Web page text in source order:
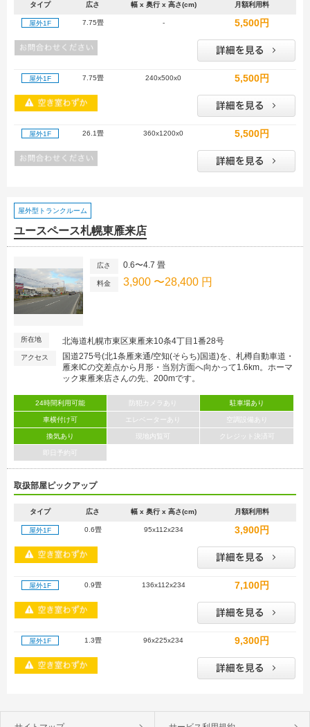
タイプ 広さ 幅 x 奥行 x 高さ(cm) 月額利用料
屋外1F 7.75畳 - 5,500円
屋外1F 7.75畳 240x500x0 5,500円
屋外1F 26.1畳 360x1200x0 5,500円
屋外型トランクルーム
ユースペース札幌東雁来店
広さ 0.6〜4.7 畳
料金 3,900 〜28,400 円
所在地 北海道札幌市東区東雁来10条4丁目1番28号
アクセス
国道275号(北1条雁来通/空知(そらち)国道)を、札樽自動車道・
雁来ICの交差点から月形・当別方面へ向かって1.6km。ホーマ
ック東雁来店さんの先、200mです。
24時間利用可能 防犯カメラあり 駐車場あり
車横付け可 エレベーターあり 空調設備あり
換気あり 現地内覧可 クレジット決済可
即日予約可
取扱部屋ピックアップ
タイプ 広さ 幅 x 奥行 x 高さ(cm) 月額利用料
屋外1F 0.6畳 95x112x234 3,900円
屋外1F 0.9畳 136x112x234 7,100円
屋外1F 1.3畳 96x225x234 9,300円